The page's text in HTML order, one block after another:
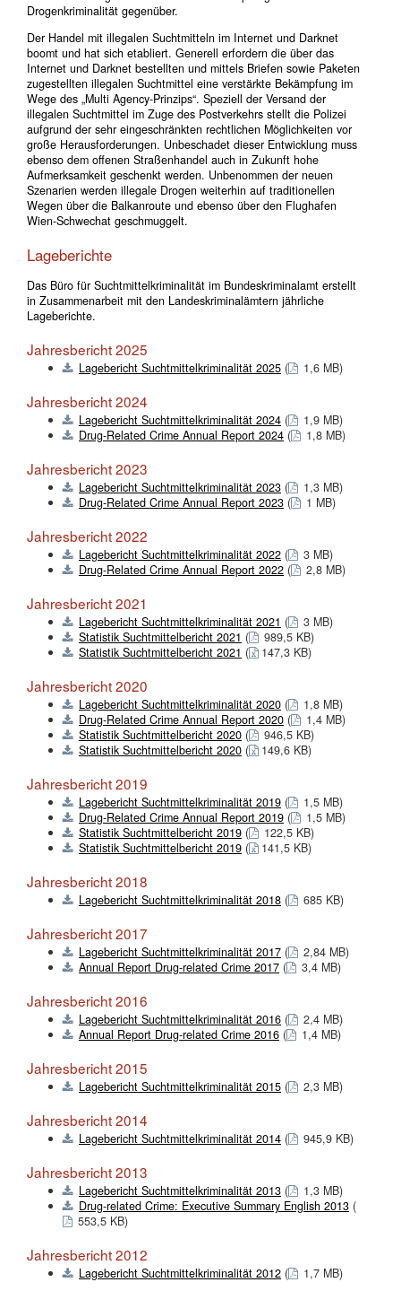
Drogenkriminalität gegenüber.
Der Handel mit illegalen Suchtmitteln im Internet und Darknet
boomt und hat sich etabliert. Generell erfordern die über das
Internet und Darknet bestellten und mittels Briefen sowie Paketen
zugestellten illegalen Suchtmittel eine verstärkte Bekämpfung im
Wege des „Multi Agency-Prinzips“. Speziell der Versand der
illegalen Suchtmittel im Zuge des Postverkehrs stellt die Polizei
aufgrund der sehr eingeschränkten rechtlichen Möglichkeiten vor
große Herausforderungen. Unbeschadet dieser Entwicklung muss
ebenso dem offenen Straßenhandel auch in Zukunft hohe
Aufmerksamkeit geschenkt werden. Unbenommen der neuen
Szenarien werden illegale Drogen weiterhin auf traditionellen
Wegen über die Balkanroute und ebenso über den Flughafen
Wien-Schwechat geschmuggelt.
Lageberichte
Das Büro für Suchtmittelkriminalität im Bundeskriminalamt erstellt
in Zusammenarbeit mit den Landeskriminalämtern jährliche
Lageberichte.
Jahresbericht 2025
Lagebericht Suchtmittelkriminalität 2025 ( 1,6 MB)
Jahresbericht 2024
Lagebericht Suchtmittelkriminalität 2024 (
1,9 MB)
Drug-Related Crime Annual Report 2024 ( 1,8 MB)
Jahresbericht 2023
Lagebericht Suchtmittelkriminalität 2023 (
1,3 MB)
Drug-Related Crime Annual Report 2023 ( 1 MB)
Jahresbericht 2022
Lagebericht Suchtmittelkriminalität 2022 (
3 MB)
Drug-Related Crime Annual Report 2022 ( 2,8 MB)
Jahresbericht 2021
Lagebericht Suchtmittelkriminalität 2021 (
3 MB)
Statistik Suchtmittelbericht 2021 (
989,5 KB)
Statistik Suchtmittelbericht 2021 ( 147,3 KB)
Jahresbericht 2020
Lagebericht Suchtmittelkriminalität 2020 (
1,8 MB)
Drug-Related Crime Annual Report 2020 (
1,4 MB)
Statistik Suchtmittelbericht 2020 (
946,5 KB)
Statistik Suchtmittelbericht 2020 ( 149,6 KB)
Jahresbericht 2019
Lagebericht Suchtmittelkriminalität 2019 (
1,5 MB)
Drug-Related Crime Annual Report 2019 (
1,5 MB)
Statistik Suchtmittelbericht 2019 (
122,5 KB)
Statistik Suchtmittelbericht 2019 ( 141,5 KB)
Jahresbericht 2018
Lagebericht Suchtmittelkriminalität 2018 ( 685 KB)
Jahresbericht 2017
Lagebericht Suchtmittelkriminalität 2017 (
2,84 MB)
Annual Report Drug-related Crime 2017 ( 3,4 MB)
Jahresbericht 2016
Lagebericht Suchtmittelkriminalität 2016 (
2,4 MB)
Annual Report Drug-related Crime 2016 ( 1,4 MB)
Jahresbericht 2015
Lagebericht Suchtmittelkriminalität 2015 ( 2,3 MB)
Jahresbericht 2014
Lagebericht Suchtmittelkriminalität 2014 ( 945,9 KB)
Jahresbericht 2013
Lagebericht Suchtmittelkriminalität 2013 (
1,3 MB)
Drug-related Crime: Executive Summary English 2013 (
553,5 KB)
Jahresbericht 2012
Lagebericht Suchtmittelkriminalität 2012 ( 1,7 MB)